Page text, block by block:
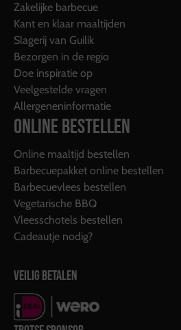
Zakelijke barbecue
Kant en klaar maaltijden
Slagerij van Guilik
Bezorgen in de regio
Doe inspiratie op
Veelgestelde vragen
Allergeneninformatie
ONLINE BESTELLEN
Online maaltijd bestellen
Barbecuepakket online bestellen
Barbecuevlees bestellen
Vegetarische BBQ
Vleesschotels bestellen
Cadeautje nodig?
VEILIG BETALEN